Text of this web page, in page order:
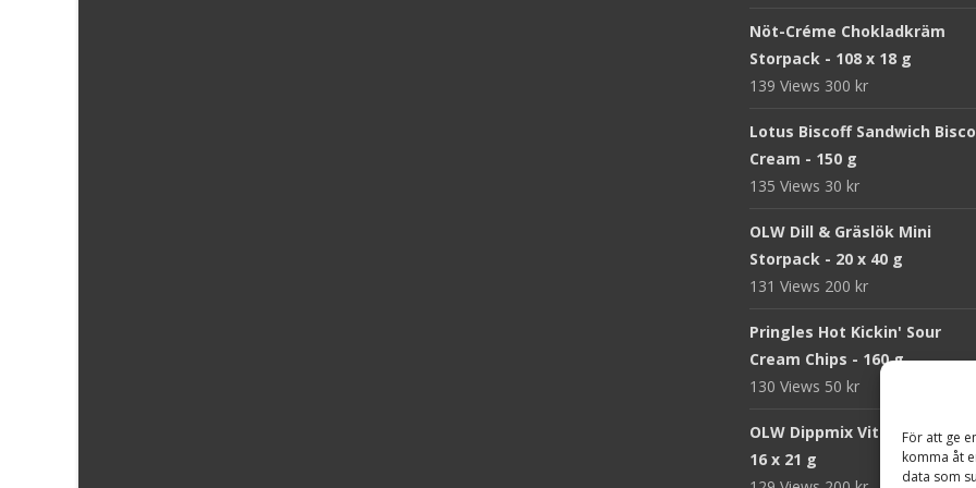
För att ge
komma åt
data som
Nöt-Créme Chokladkräm
Storpack - 108 x 18 g
139 Views 300 kr
Lotus Biscoff Sandwich
Cream - 150 g
135 Views 30 kr
OLW Dill & Gräslök Mini
Storpack - 20 x 40 g
131 Views 200 kr
Pringles Hot Kickin' Sour
Cream Chips - 160 g
130 Views 50 kr
OLW Dippmix Vitlök
16 x 21 g